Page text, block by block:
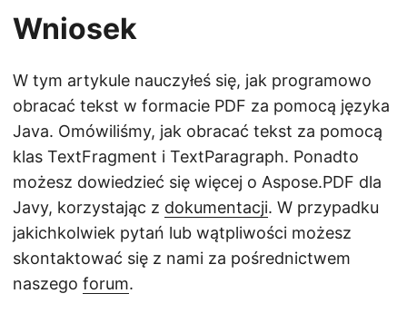
Wniosek
W tym artykule nauczyłeś się, jak programowo
obracać tekst w formacie PDF za pomocą języka
Java. Omówiliśmy, jak obracać tekst za pomocą
klas TextFragment i TextParagraph. Ponadto
możesz dowiedzieć się więcej o Aspose.PDF dla
Javy, korzystając z dokumentacji. W przypadku
jakichkolwiek pytań lub wątpliwości możesz
skontaktować się z nami za pośrednictwem
naszego forum.